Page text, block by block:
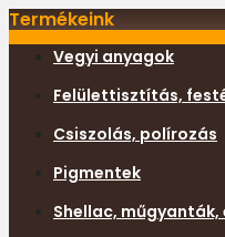
Termékeink
Vegyi anyagok
Felülettisztítás,
Csiszolás, polírozás
Pigmentek
Shellac,